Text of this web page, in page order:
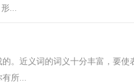
...
。近义词的词义十分丰富，要使
有所...